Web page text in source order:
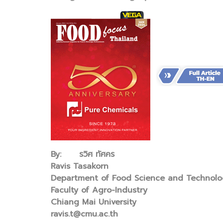
By: รวิศ ทัศคร
Ravis Tasakorn
Department of Food Science and
Faculty of Agro-Industry
Chiang Mai University
ravis.t@cmu.ac.th